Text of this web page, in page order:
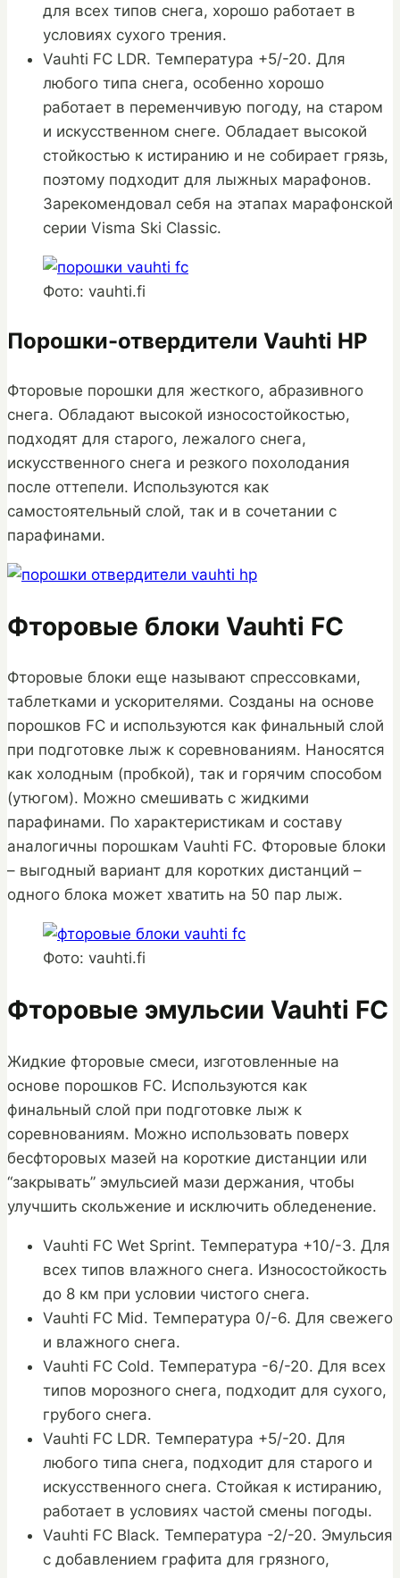
для всех типов снега, хорошо работает в
условиях сухого трения.
Vauhti FC LDR. Температура +5/-20. Для
любого типа снега, особенно хорошо
работает в переменчивую погоду, на старом
и искусственном снеге. Обладает высокой
стойкостью к истиранию и не собирает грязь,
поэтому подходит для лыжных марафонов.
Зарекомендовал себя на этапах марафонской
серии Visma Ski Classic.
Фото: vauhti.fi
Порошки-отвердители Vauhti HP
Фторовые порошки для жесткого, абразивного
снега. Обладают высокой износостойкостью,
подходят для старого, лежалого снега,
искусственного снега и резкого похолодания
после оттепели. Используются как
самостоятельный слой, так и в сочетании с
парафинами.
Фторовые блоки Vauhti FC
Фторовые блоки еще называют спрессовками,
таблетками и ускорителями. Созданы на основе
порошков FC и используются как финальный слой
при подготовке лыж к соревнованиям. Наносятся
как холодным (пробкой), так и горячим способом
(утюгом). Можно смешивать с жидкими
парафинами. По характеристикам и составу
аналогичны порошкам Vauhti FC. Фторовые блоки
– выгодный вариант для коротких дистанций –
одного блока может хватить на 50 пар лыж.
Фото: vauhti.fi
Фторовые эмульсии Vauhti FC
Жидкие фторовые смеси, изготовленные на
основе порошков FC. Используются как
финальный слой при подготовке лыж к
соревнованиям. Можно использовать поверх
бесфторовых мазей на короткие дистанции или
“закрывать” эмульсией мази держания, чтобы
улучшить скольжение и исключить обледенение.
Vauhti FC Wet Sprint. Температура +10/-3. Для
всех типов влажного снега. Износостойкость
до 8 км при условии чистого снега.
Vauhti FC Mid. Температура 0/-6. Для свежего
и влажного снега.
Vauhti FC Cold. Температура -6/-20. Для всех
типов морозного снега, подходит для сухого,
грубого снега.
Vauhti FC LDR. Температура +5/-20. Для
любого типа снега, подходит для старого и
искусственного снега. Стойкая к истиранию,
работает в условиях частой смены погоды.
Vauhti FC Black. Температура -2/-20. Эмульсия
с добавлением графита для грязного,